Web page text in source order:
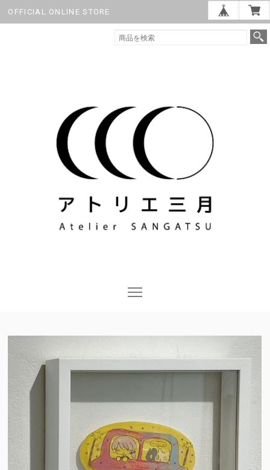
OFFICIAL ONLINE STORE